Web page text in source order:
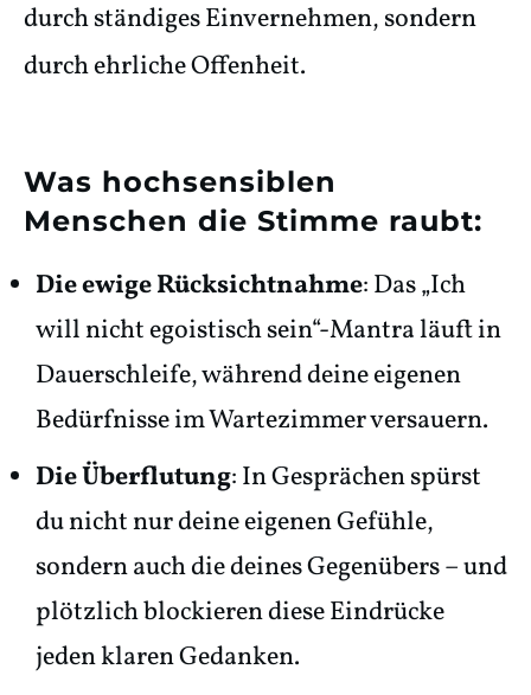
durch ständiges Einvernehmen, sondern
durch ehrliche Offenheit.
Was hochsensiblen
Menschen die Stimme raubt:
Die ewige Rücksichtnahme: Das „Ich
will nicht egoistisch sein“-Mantra läuft in
Dauerschleife, während deine eigenen
Bedürfnisse im Wartezimmer versauern.
Die Überflutung: In Gesprächen spürst
du nicht nur deine eigenen Gefühle,
sondern auch die deines Gegenübers – und
plötzlich blockieren diese Eindrücke
jeden klaren Gedanken.